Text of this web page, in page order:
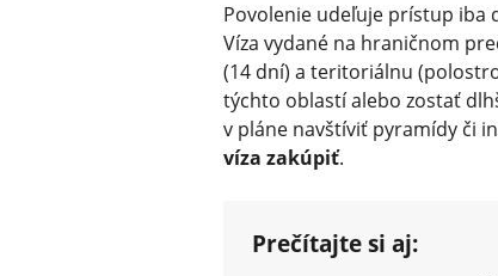
Povolenie udeľuje prístup iba
Víza vydané na hraničnom
(14 dní) a teritoriálnu
týchto oblastí alebo zostať
v pláne navštíviť pyramídy či
víza zakúpiť.
Prečítajte si aj: